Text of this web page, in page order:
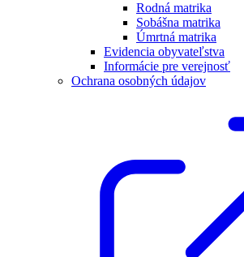
Rodná matrika
Sobášna matrika
Úmrtná matrika
Evidencia obyvateľstva
Informácie pre verejnosť
Ochrana osobných údajov